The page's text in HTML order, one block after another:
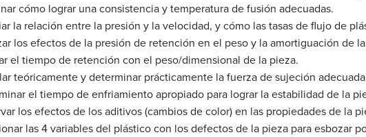
cómo lograr una consistencia y temperatura de fusión adecuadas.
la relación entre la presión y la velocidad, y cómo las tasas de flujo de
los efectos de la presión de retención en el peso y la amortiguación de
el tiempo de retención con el peso/dimensional de la pieza.
teóricamente y determinar prácticamente la fuerza de sujeción
el tiempo de enfriamiento apropiado para lograr la estabilidad de la
los efectos de los aditivos (cambios de color) en las propiedades de la
las 4 variables del plástico con los defectos de la pieza para esbozar